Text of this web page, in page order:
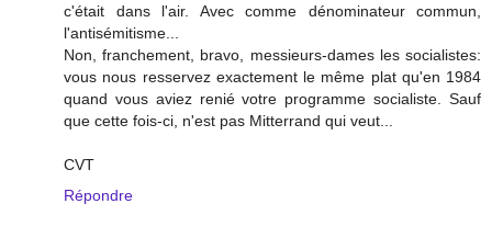
c'était dans l'air. Avec comme dénominateur commun,
l'antisémitisme...
Non, franchement, bravo, messieurs-dames les socialistes:
vous nous resservez exactement le même plat qu'en 1984
quand vous aviez renié votre programme socialiste. Sauf
que cette fois-ci, n'est pas Mitterrand qui veut...
CVT
Répondre